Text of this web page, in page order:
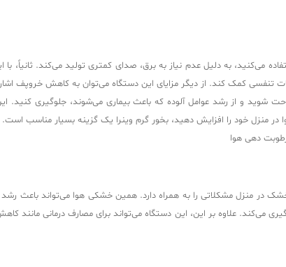
می‌کنید، به دلیل عدم نیاز به برق، صدای کمتری تولید می‌کند.
تنفسی کمک کند. از دیگر مزایای این دستگاه می‌توان به کاهش خروپف
شوید و از رشد عوامل آلوده که باعث بیماری می‌شوند، جلوگیری کنید.
منزل خود را افزایش دهید، بخور گرم وینرا یک گزینه بسیار مناسب است.
رطوبت دهی هوا
در منزل مشکلاتی را به همراه دارد. همین خشکی هوا می‌تواند باعث
می‌کند. علاوه بر این، این دستگاه می‌تواند برای مصارف درمانی